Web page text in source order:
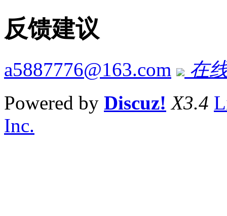
反馈建议
a5887776@163.com
在
Powered by Discuz! X3.4
Inc.